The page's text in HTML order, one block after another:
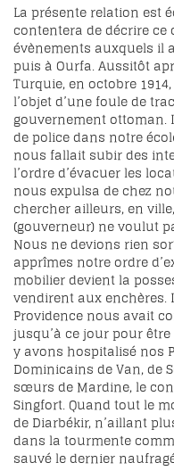
La présente relation est
contentera de décrire ce
évènements auxquels il
puis à Ourfa. Aussitôt
Turquie, en octobre
l’objet d’une foule de
gouvernement ottoman.
de police dans notre
nous fallait subir des
l’ordre d’évacuer les
nous expulsa de chez
chercher ailleurs, en
(gouverneur) ne voulut
Nous ne devions rien
apprîmes notre ordre
mobilier devient la
vendirent aux enchères.
Providence nous avait
jusqu’à ce jour pour
y avons hospitalisé nos
Dominicains de Van, de
sœurs de Mardine, le
Singfort. Quand tout le
de Diarbékir, n’aillant
dans la tourmente
sauvé le dernier